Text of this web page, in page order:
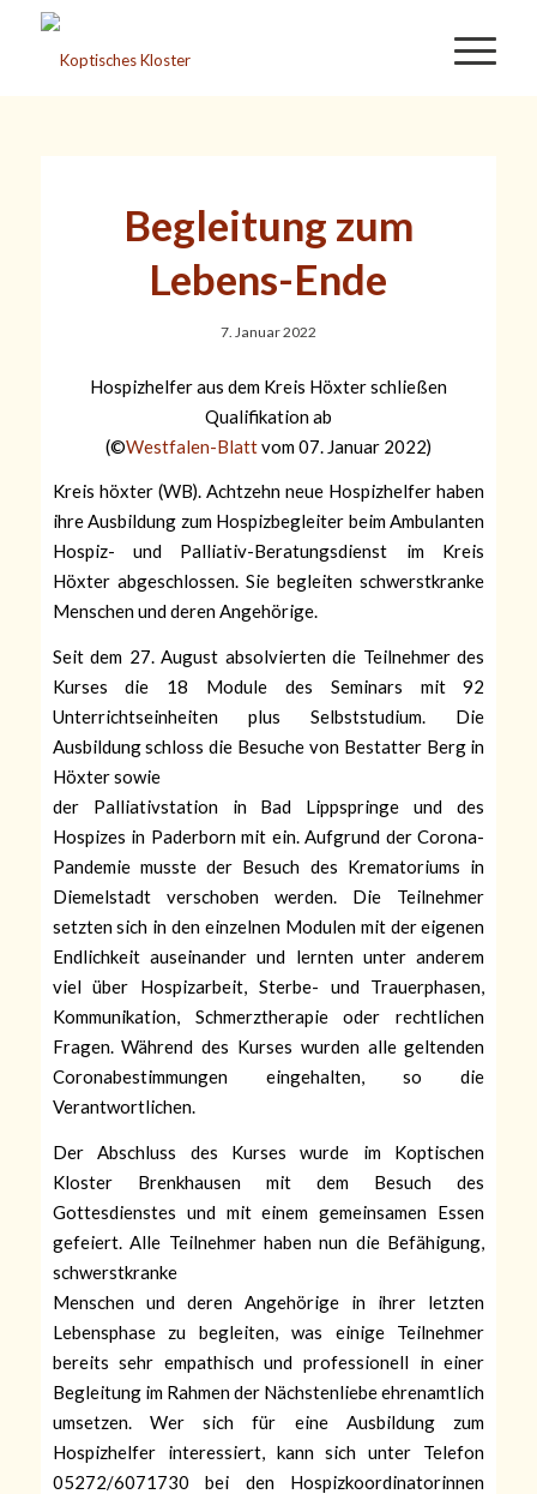
Begleitung zum
Lebens-Ende
7. Januar 2022
Hospizhelfer aus dem Kreis Höxter schließen
Qualifikation ab
(©Westfalen-Blattvom 07. Januar 2022)
Kreis höxter (WB). Achtzehn neue Hospizhelfer haben
ihre Ausbildung zum Hospizbegleiter beim Ambulanten
Hospiz- und Palliativ-Beratungsdienst im Kreis
Höxter abgeschlossen. Sie begleiten schwerstkranke
Menschen und deren Angehörige.
Seit dem 27. August absolvierten die Teilnehmer des
Kurses die 18 Module des Seminars mit 92
Unterrichtseinheiten plus Selbststudium. Die
Ausbildung schloss die Besuche von Bestatter Berg in
Höxter sowie
der Palliativstation in Bad Lippspringe und des
Hospizes in Paderborn mit ein. Aufgrund der Corona-
Pandemie musste der Besuch des Krematoriums in
Diemelstadt verschoben werden. Die Teilnehmer
setzten sich in den einzelnen Modulen mit der eigenen
Endlichkeit auseinander und lernten unter anderem
viel über Hospizarbeit, Sterbe- und Trauerphasen,
Kommunikation, Schmerztherapie oder rechtlichen
Fragen. Während des Kurses wurden alle geltenden
Coronabestimmungen eingehalten, so die
Verantwortlichen.
Der Abschluss des Kurses wurde im Koptischen
Kloster Brenkhausen mit dem Besuch des
Gottesdienstes und mit einem gemeinsamen Essen
gefeiert. Alle Teilnehmer haben nun die Befähigung,
schwerstkranke
Menschen und deren Angehörige in ihrer letzten
Lebensphase zu begleiten, was einige Teilnehmer
bereits sehr empathisch und professionell in einer
Begleitung im Rahmen der Nächstenliebe ehrenamtlich
umsetzen. Wer sich für eine Ausbildung zum
Hospizhelfer interessiert, kann sich unter Telefon
05272/6071730 bei den Hospizkoordinatorinnen